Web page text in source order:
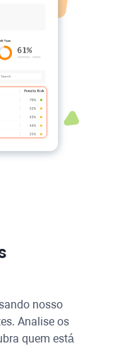
nosso
Analise os
quem está